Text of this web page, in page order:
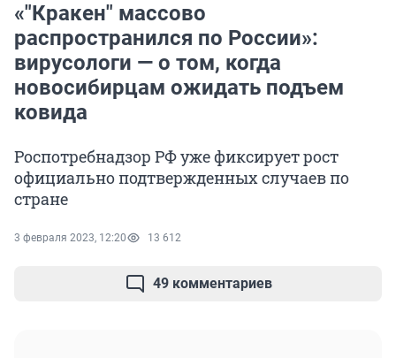
«"Кракен" массово
распространился по России»:
вирусологи — о том, когда
новосибирцам ожидать подъем
ковида
Роспотребнадзор РФ уже фиксирует рост
официально подтвержденных случаев по
стране
3 февраля 2023, 12:20 13 612
49 комментариев